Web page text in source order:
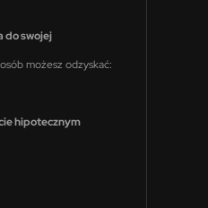
do swojej
możesz odzyskać:
hipotecznym